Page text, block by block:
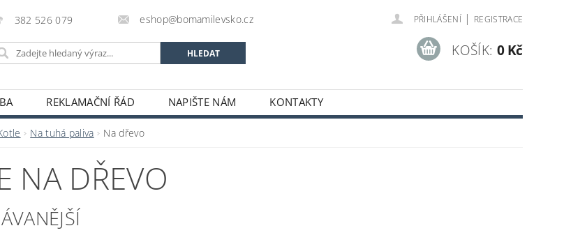
382 526 079 eshop@bomamilevsko.cz PŘIHLÁŠENÍ | REGISTRACE
KOŠÍK: 0 Kč
REKLAMAČNÍ ŘÁD NAPIŠTE NÁM KONTAKTY
Na tuhá paliva Na dřevo
NA DŘEVO